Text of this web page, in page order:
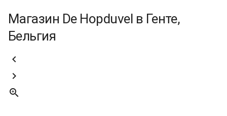
Магазин De Hopduvel в Генте,
Бельгия


